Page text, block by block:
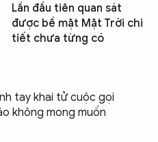
Lần đầu tiên quan sát
được bề mặt Mặt Trời chi
tiết chưa từng có
tay khai tử cuộc gọi
không mong muốn